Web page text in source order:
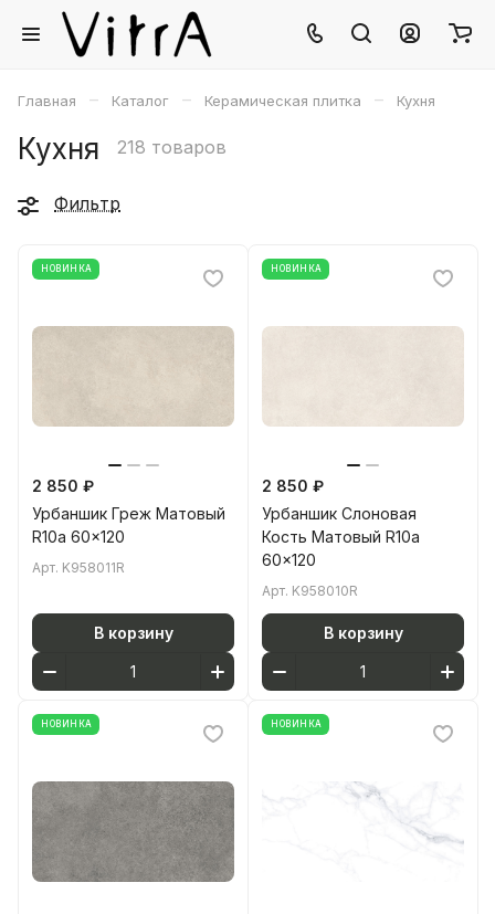
Главная – Каталог – Керамическая плитка – Кухня
Кухня 218 товаров
Фильтр
НОВИНКА
2 850 ₽
Урбаншик Греж Матовый
R10a 60x120
Арт. K958011R
В корзину
НОВИНКА
2 850 ₽
Урбаншик Слоновая
Кость Матовый R10a
60x120
Арт. K958010R
В корзину
НОВИНКА НОВИНКА